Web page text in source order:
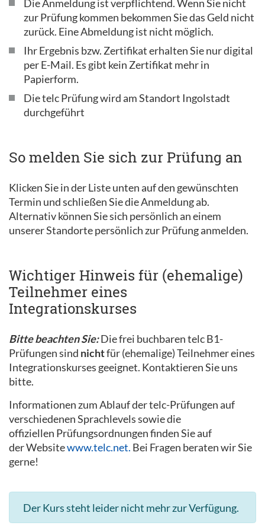
Die Anmeldung ist verpflichtend. Wenn Sie nicht
zur Prüfung kommen bekommen Sie das Geld nicht
zurück. Eine Abmeldung ist nicht möglich.
Ihr Ergebnis bzw. Zertifikat erhalten Sie nur digital
per E-Mail. Es gibt kein Zertifikat mehr in
Papierform.
Die telc Prüfung wird am Standort Ingolstadt
durchgeführt
So melden Sie sich zur Prüfung an
Klicken Sie in der Liste unten auf den gewünschten
Termin und schließen Sie die Anmeldung ab.
Alternativ können Sie sich persönlich an einem
unserer Standorte persönlich zur Prüfung anmelden.
Wichtiger Hinweis für (ehemalige)
Teilnehmer eines
Integrationskurses
Bitte beachten Sie:Die frei buchbaren telc B1-
Prüfungen sind nichtfür (ehemalige) Teilnehmer eines
Integrationskurses geeignet. Kontaktieren Sie uns
bitte.
Informationen zum Ablauf der telc-Prüfungen auf
verschiedenen Sprachlevels sowie die
offiziellen Prüfungsordnungen finden Sie auf
der Websitewww.telc.net. Bei Fragen beraten wir Sie
gerne!
Der Kurs steht leider nicht mehr zur Verfügung.